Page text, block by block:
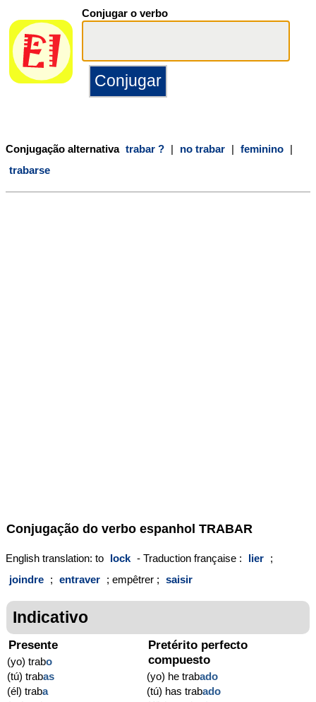
Conjugar o verbo
Conjugação alternativa trabar ? | no trabar | feminino |
trabarse
Conjugação do verbo espanhol TRABAR
English translation: to lock - Traduction française : lier ;
joindre ; entraver ; empêtrer ; saisir
Indicativo
Presente
(yo) trabo
(tú) trabas
(él) traba
Pretérito perfecto
compuesto
(yo) he trabado
(tú) has trabado